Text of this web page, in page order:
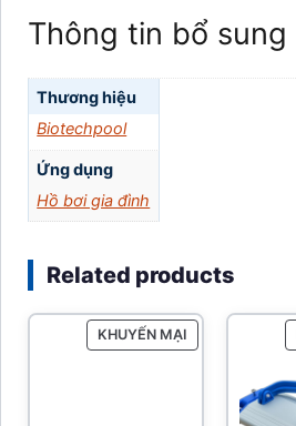
Thông tin bổ sung
Thương hiệu
Biotechpool
Ứng dụng
Hồ bơi gia đình
Related products
KHUYẾN MẠI